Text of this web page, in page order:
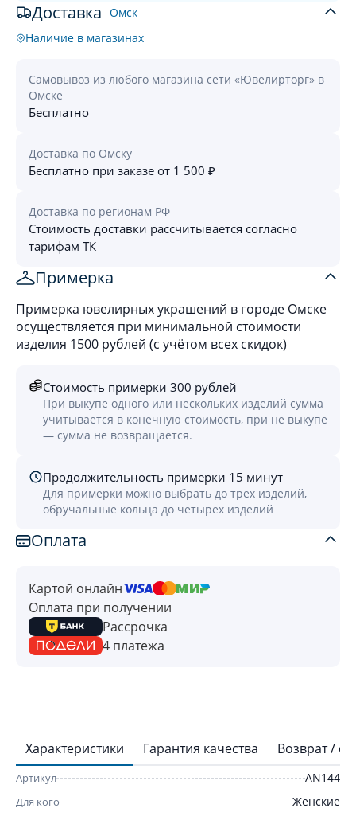
Доставка Омск
Наличие в магазинах
Самовывоз из любого магазина сети «Ювелирторг» в
Омске
Бесплатно
Доставка по Омску
Бесплатно при заказе от 1 500 ₽
Доставка по регионам РФ
Стоимость доставки рассчитывается согласно
тарифам ТК
Примерка
Примерка ювелирных украшений в городе Омске
осуществляется при минимальной стоимости
изделия 1500 рублей (с учётом всех скидок)
Стоимость примерки 300 рублей
При выкупе одного или нескольких изделий сумма
учитывается в конечную стоимость, при не выкупе
— сумма не возвращается.
Продолжительность примерки 15 минут
Для примерки можно выбрать до трех изделий,
обручальные кольца до четырех изделий
Оплата
Картой онлайн
Оплата при получении
Рассрочка
4 платежа
Характеристики Гарантия качества Возврат /
Артикул AN144
Для кого Женские